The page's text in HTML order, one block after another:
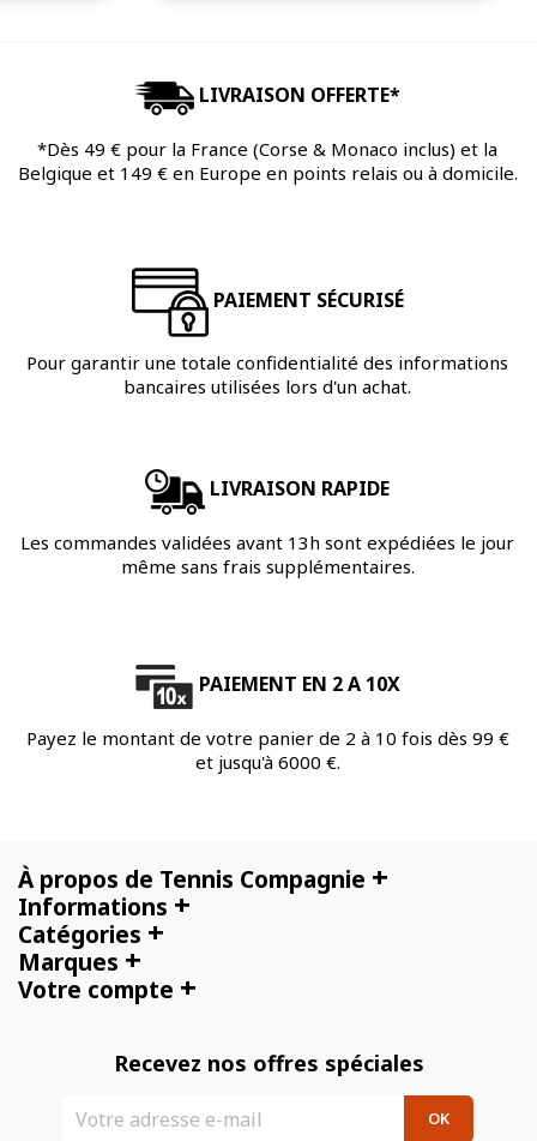
LIVRAISON OFFERTE*
*Dès 49 € pour la France (Corse & Monaco inclus) et la
Belgique et 149 € en Europe en points relais ou à domicile.
PAIEMENT SÉCURISÉ
Pour garantir une totale confidentialité des informations
bancaires utilisées lors d'un achat.
LIVRAISON RAPIDE
Les commandes validées avant 13h sont expédiées le jour
même sans frais supplémentaires.
PAIEMENT EN 2 A 10X
Payez le montant de votre panier de 2 à 10 fois dès 99 €
et jusqu'à 6000 €.
À propos de Tennis Compagnie +
Informations +
Catégories +
Marques +
Votre compte +
Recevez nos offres spéciales